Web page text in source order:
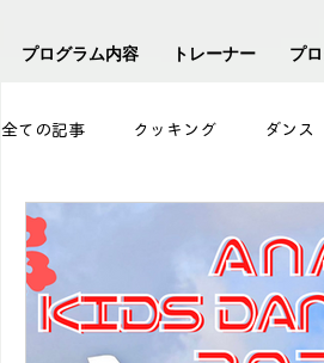
プログラム内容 トレーナー プ
全ての記事 クッキング ダンス